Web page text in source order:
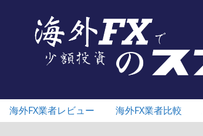
海外FX業者レビュー 海外FX業者比較